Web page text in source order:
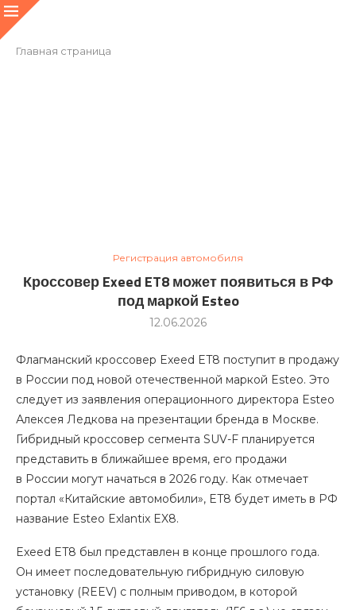
Главная страница
Регистрация автомобиля
Кроссовер Exeed ET8 может появиться в РФ
под маркой Esteo
12.06.2026
Флагманский кроссовер Exeed ET8 поступит в продажу
в России под новой отечественной маркой Esteo. Это
следует из заявления операционного директора Esteo
Алексея Ледкова на презентации бренда в Москве.
Гибридный кроссовер сегмента SUV-F планируется
представить в ближайшее время, его продажи
в России могут начаться в 2026 году. Как отмечает
портал «Китайские автомобили», ET8 будет иметь в РФ
название Esteo Exlantix EX8.
Exeed ET8 был представлен в конце прошлого года.
Он имеет последовательную гибридную силовую
установку (REEV) с полным приводом, в которой